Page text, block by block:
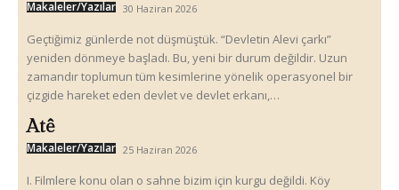
Makaleler/Yazılar 30 Haziran 2026
Geçtiğimiz günlerde not düşmüştük. “Devletin Alevi çarkı”
yeniden dönmeye başladı. Bu, yeni bir durum değildir. Uzun
zamandır toplumun tüm kesimlerine yönelik operasyonel bir
çizgide hareket eden devlet ve devlet erkanı,…
Atê
Makaleler/Yazılar 25 Haziran 2026
I. Filmlere konu olan o sahne bizim için kurgu değildi. Köy